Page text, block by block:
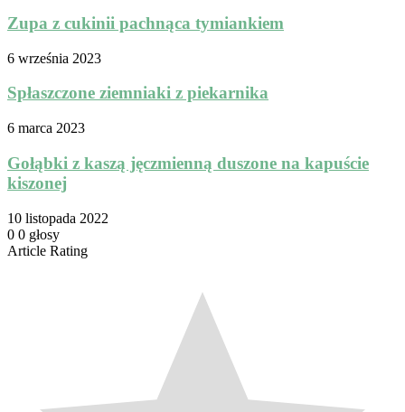
Zupa z cukinii pachnąca tymiankiem
6 września 2023
Spłaszczone ziemniaki z piekarnika
6 marca 2023
Gołąbki z kaszą jęczmienną duszone na kapuście
kiszonej
10 listopada 2022
0 0 głosy
Article Rating